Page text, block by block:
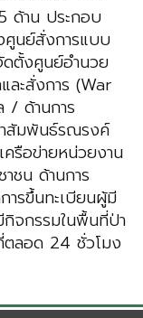
ด้าน ประกอบ
ศูนย์สั่งการแบบ
ตั้งศูนย์อำนวย
ละสั่งการ (War
/ ด้านการ
าสัมพันธ์รณรงค์
รือข่ายหน่วยงาน
ชน ด้านการ
ารขึ้นทะเบียนผู้มี
จกรรมในพื้นที่ป่า
ตลอด 24 ชั่วโมง